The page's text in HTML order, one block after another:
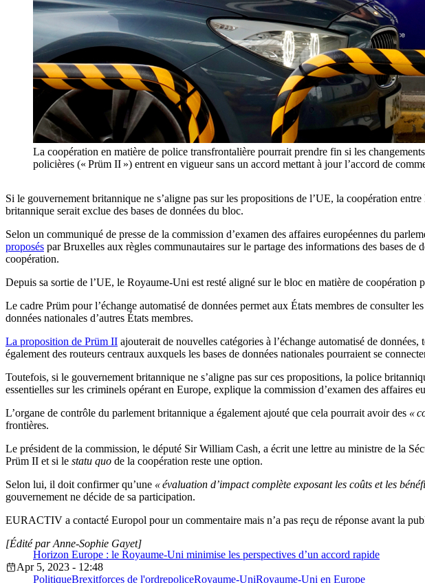
La coopération en matière de police transfrontalière pourrait prendre fin si les
policières (« Prüm II ») entrent en vigueur sans un accord mettant à jour l’accord de
Si le gouvernement britannique ne s’aligne pas sur les propositions de l’UE, la coopération
britannique serait exclue des bases de données du bloc.
Selon un communiqué de presse de la commission d’examen des affaires européennes du
proposés par Bruxelles aux règles communautaires sur le partage des informations des bases
coopération.
Depuis sa sortie de l’UE, le Royaume-Uni est resté aligné sur le bloc en matière de
Le cadre Prüm pour l’échange automatisé de données permet aux États membres de consulter
données nationales d’autres États membres.
La proposition de Prüm II ajouterait de nouvelles catégories à l’échange automatisé de
également des routeurs centraux auxquels les bases de données nationales pourraient se
Toutefois, si le gouvernement britannique ne s’aligne pas sur ces propositions, la police
essentielles sur les criminels opérant en Europe, explique la commission d’examen des affaires
L’organe de contrôle du parlement britannique a également ajouté que cela pourrait avoir des «
frontières.
Le président de la commission, le député Sir William Cash, a écrit une lettre au ministre de la
Prüm II et si le statu quo de la coopération reste une option.
Selon lui, il doit confirmer qu’une « évaluation d’impact complète exposant les coûts et les
gouvernement ne décide de sa participation.
EURACTIV a contacté Europol pour un commentaire mais n’a pas reçu de réponse avant la
Horizon Europe : le Royaume-Uni minimise les perspectives d’un accord rapide
[Édité par Anne-Sophie Gayet]
Apr 5, 2023 - 12:48
PolitiqueBrexitforces de l'ordrepoliceRoyaume-UniRoyaume-Uni en Europe